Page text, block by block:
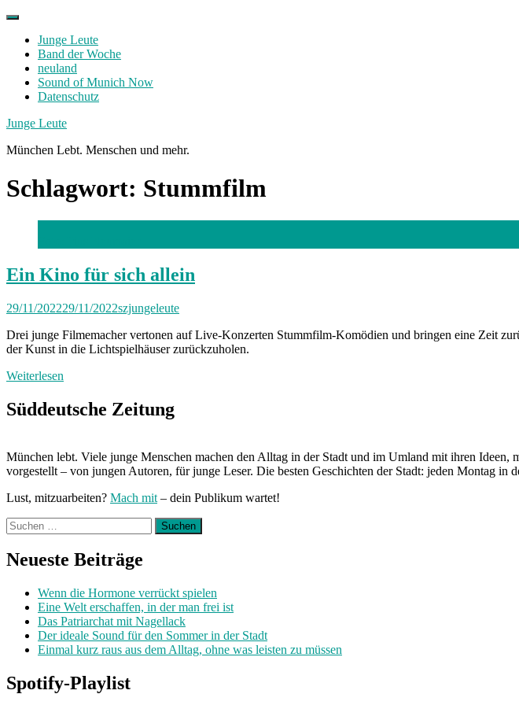
Skip
contentJunge Leute
Band der Woche
neuland
Sound of Munich Now
Datenschutz
Facebook
Twitter
Instagram
Junge Leute
München Lebt. Menschen und mehr.
Schlagwort: Stummfilm
Ein Kino für sich allein
29/11/202229/11/2022szjungeleute
Drei junge Filmemacher vertonen auf Live-Konzerten Stummfilm-Komödien und bringen eine Zeit
der Kunst in die Lichtspielhäuser zurückzuholen.
Weiterlesen
Süddeutsche Zeitung
München lebt. Viele junge Menschen machen den Alltag in der Stadt und im Umland mit ihren
vorgestellt – von jungen Autoren, für junge Leser. Die besten Geschichten der Stadt: jeden Montag in
Lust, mitzuarbeiten? Mach mit – dein Publikum wartet!
Suchen
nach:
Neueste Beiträge
Wenn die Hormone verrückt spielen
Eine Welt erschaffen, in der man frei ist
Das Patriarchat mit Nagellack
Der ideale Sound für den Sommer in der Stadt
Einmal kurz raus aus dem Alltag, ohne was leisten zu müssen
Spotify-Playlist